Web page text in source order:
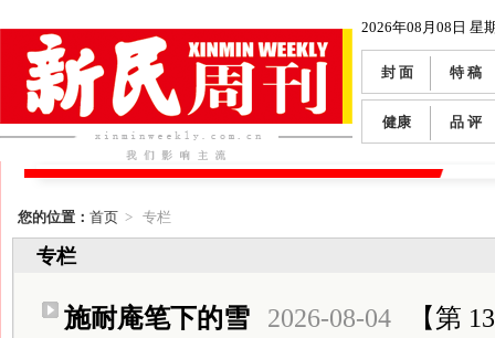
2026年08月08日 星
封 面 特 稿
健康 品 评
您的位置： 首页 > 专栏
专栏
施耐庵笔下的雪 2026-08-04 【第